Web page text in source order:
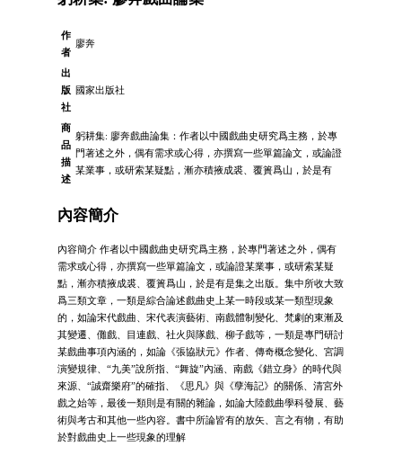
作
者
廖奔
出
版
社
國家出版社
商
品
描
述
躬耕集: 廖奔戲曲論集：作者以中國戲曲史研究爲主務，於專
門著述之外，偶有需求或心得，亦撰寫一些單篇論文，或論證
某業事，或研索某疑點，漸亦積掖成裘、覆簣爲山，於是有
內容簡介
內容簡介 作者以中國戲曲史研究爲主務，於專門著述之外，偶有
需求或心得，亦撰寫一些單篇論文，或論證某業事，或研索某疑
點，漸亦積掖成裘、覆簣爲山，於是有是集之出版。集中所收大致
爲三類文章，一類是綜合論述戲曲史上某一時段或某一類型現象
的，如論宋代戲曲、宋代表演藝術、南戲體制變化、梵劇的東漸及
其變遷、儺戲、目連戲、社火與隊戲、柳子戲等，一類是專門研討
某戲曲事項內涵的，如論《張協狀元》作者、傳奇概念變化、宮調
演變規律、“九美”說所指、“舞旋”內涵、南戲《錯立身》的時代與
來源、“誠齋樂府”的確指、《思凡》與《孽海記》的關係、清宮外
戲之始等，最後一類則是有關的雜論，如論大陸戲曲學科發展、藝
術與考古和其他一些內容。書中所論皆有的放矢、言之有物，有助
於對戲曲史上一些現象的理解